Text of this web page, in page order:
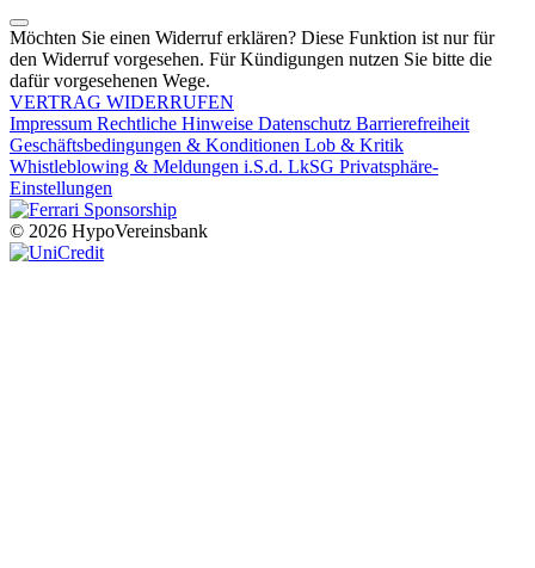
Möchten Sie einen Widerruf erklären? Diese Funktion ist nur für
den Widerruf vorgesehen. Für Kündigungen nutzen Sie bitte die
dafür vorgesehenen Wege.
VERTRAG WIDERRUFEN
Impressum Rechtliche Hinweise Datenschutz Barrierefreiheit
Geschäftsbedingungen & Konditionen Lob & Kritik
Whistleblowing & Meldungen i.S.d. LkSG Privatsphäre-
Einstellungen
© 2026 HypoVereinsbank